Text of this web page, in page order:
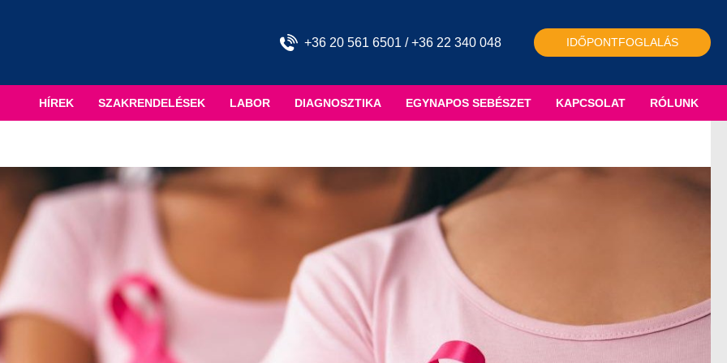
+36 20 561 6501 / +36 22 340 048 IDŐPONTFOGLALÁS
HÍREK SZAKRENDELÉSEK LABOR DIAGNOSZTIKA EGYNAPOS SEBÉSZET KAPCSOLAT RÓLUNK